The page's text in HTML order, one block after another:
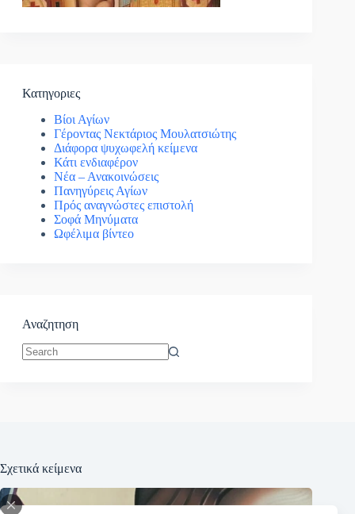
Κατηγοριες
Βίοι Αγίων
Γέροντας Νεκτάριος Μουλατσιώτης
Διάφορα ψυχωφελή κείμενα
Κάτι ενδιαφέρον
Νέα – Ανακοινώσεις
Πανηγύρεις Αγίων
Πρός αναγνώστες επιστολή
Σοφά Μηνύματα
Ωφέλιμα βίντεο
Αναζητηση
Σχετικά κείμενα